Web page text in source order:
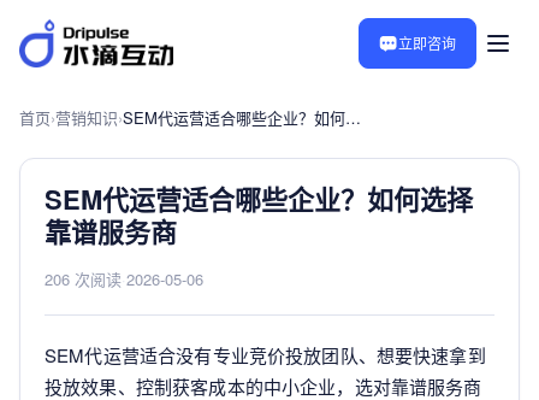
立即咨询
首页›营销知识› SEM代运营适合哪些企业？如何选择靠谱服务商
SEM代运营适合哪些企业？如何选择
靠谱服务商
206 次阅读 2026-05-06
SEM代运营适合没有专业竞价投放团队、想要快速拿到
投放效果、控制获客成本的中小企业，选对靠谱服务商